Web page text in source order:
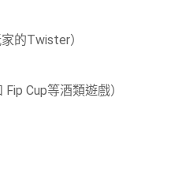
的Twister）
Cup等酒類遊戲）